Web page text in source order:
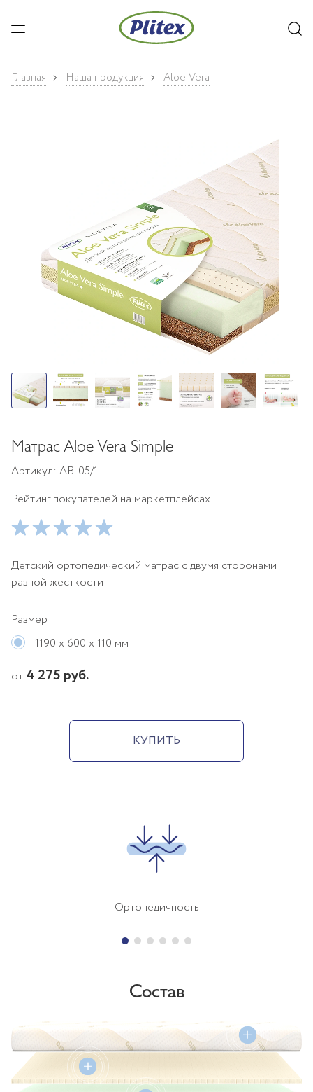
Главная Наша продукция Aloe Vera
Матрас Aloe Vera Simple
Артикул: АВ-05/1
Рейтинг покупателей на маркетплейсах
Детский ортопедический матрас с двумя сторонами
разной жесткости
Размер
1190 х 600 х 110 мм
от 4 275 руб.
КУПИТЬ
Ортопедичность
Состав